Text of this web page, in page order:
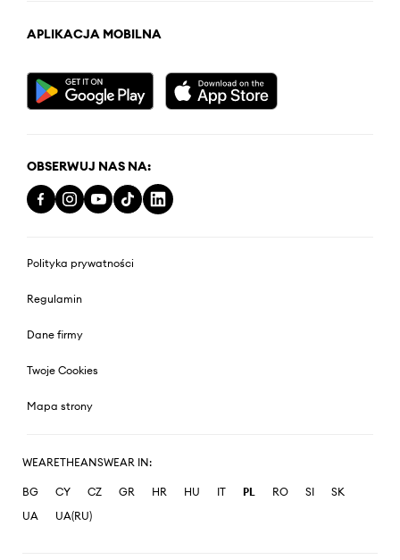
APLIKACJA MOBILNA
OBSERWUJ NAS NA:
Polityka prywatności
Regulamin
Dane firmy
Twoje Cookies
Mapa strony
WEARETHEANSWEAR IN:
BG CY CZ GR HR HU IT PL RO SI
SK
UA
UA(RU)